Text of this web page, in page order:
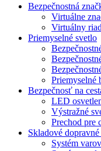
Bezpečnostná
Virtuálne
Virtuálny
Priemyselné svetlo
Priemyselné
Bezpečnosť na
LED
Výstražné
Prechod pre
Skladové
Systém